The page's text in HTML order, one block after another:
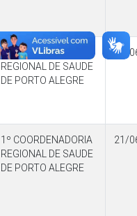
1º COORDENADORIA
REGIONAL DE SAUDE
DE PORTO ALEGRE
21/
1º COORDENADORIA
REGIONAL DE SAUDE
DE PORTO ALEGRE
21/